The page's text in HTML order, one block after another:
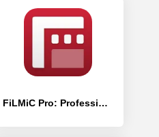
FiLMiC Pro: Professional HD Manual Video Camera